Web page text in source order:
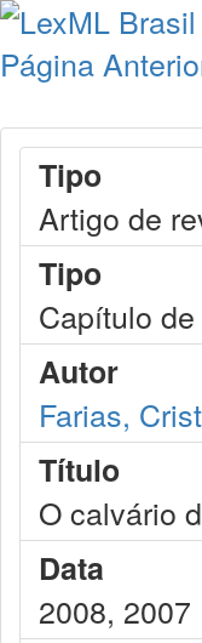
Página
Tipo
Artigo de
Tipo
Capítulo
Autor
Farias,
Título
O calvário
Data
2008, 2007